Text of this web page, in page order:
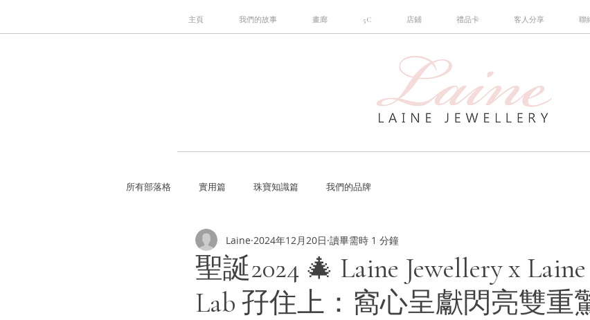
主頁 我們的故事 畫廊 5C 店鋪 禮品卡 客人分享 聯
所有部落格 實用篇 珠寶知識篇 我們的品牌
聖誕2024 🎄 Laine Jewellery x
Lab 孖住上：窩心呈獻閃亮雙重
Laine 2024年12月20日 讀畢需時 1 分鐘